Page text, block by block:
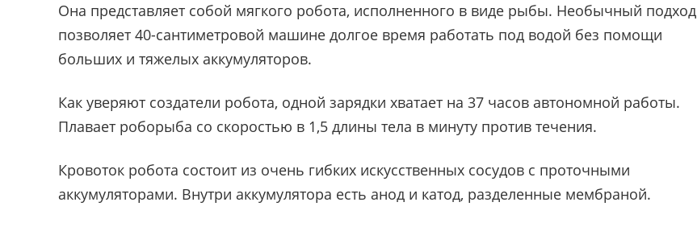
Она представляет собой мягкого робота, исполненного в виде рыбы. Необычный подход
позволяет 40-сантиметровой машине долгое время работать под водой без помощи
больших и тяжелых аккумуляторов.
Как уверяют создатели робота, одной зарядки хватает на 37 часов автономной работы.
Плавает роборыба со скоростью в 1,5 длины тела в минуту против течения.
Кровоток робота состоит из очень гибких искусственных сосудов с проточными
аккумуляторами. Внутри аккумулятора есть анод и катод, разделенные мембраной.